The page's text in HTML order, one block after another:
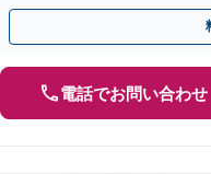
のことなど弁護経験豊富です。
電話でお問い合わせ